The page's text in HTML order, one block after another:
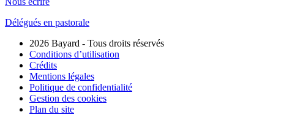
Délégués en pastorale
2026 Bayard - Tous droits réservés
Conditions d’utilisation
Crédits
Mentions légales
Politique de confidentialité
Gestion des cookies
Plan du site